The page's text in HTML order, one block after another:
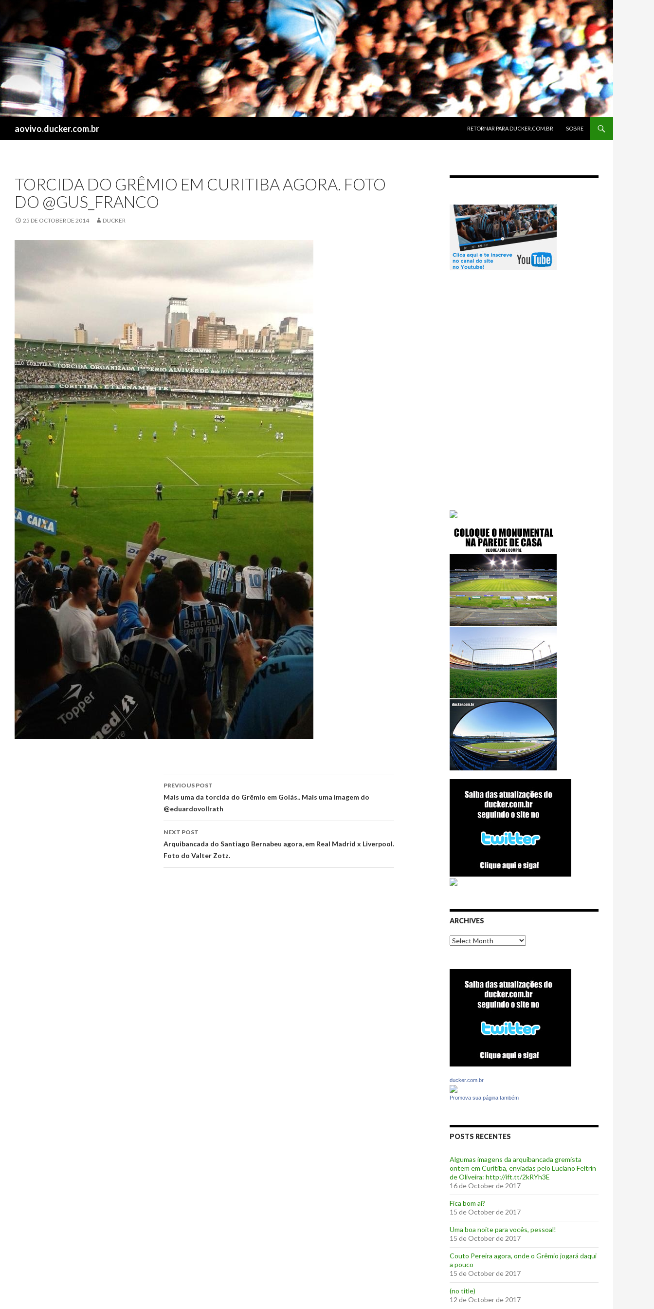
aovivo.ducker.com.br
RETORNAR PARA DUCKER.COM.BR
SOBRE
TORCIDA DO GRÊMIO EM CURITIBA AGORA. FOTO
DO @GUS_FRANCO
25 DE OCTOBER DE 2014 DUCKER
Post
navigation
PREVIOUS POST
Mais uma da torcida do Grêmio em Goiás.. Mais uma imagem do
@eduardovollrath
NEXT POST
Arquibancada do Santiago Bernabeu agora, em Real Madrid x Liverpool.
Foto do Valter Zotz.
ARCHIVES
Archives
ducker.com.br
Promova sua página também
POSTS RECENTES
Algumas imagens da arquibancada gremista
ontem em Curitiba, enviadas pelo Luciano Feltrin
de Oliveira: http://ift.tt/2kRYh3E
16 de October de 2017
‪Fica bom aí?‬
15 de October de 2017
Uma boa noite para vocês, pessoal!
15 de October de 2017
‪Couto Pereira agora, onde o Grêmio jogará daqui
a pouco ‬
15 de October de 2017
(no title)
12 de October de 2017